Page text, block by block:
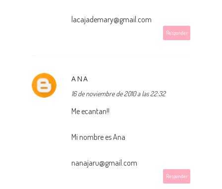
lacajademary@gmail.com
Responder
ANA
16 de noviembre de 2010 a las 22:32
Me ecantan!!
Mi nombre es Ana
nanajaru@gmail.com
Responder